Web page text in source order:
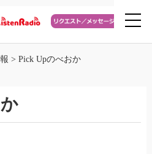
> Pick Upのべおか